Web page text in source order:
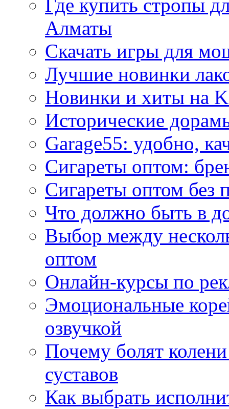
Где купить стропы
Алматы
Скачать игры для
Лучшие новинки
Новинки и хиты на
Исторические
Garage55: удобно,
Сигареты оптом:
Сигареты оптом без
Что должно быть в
Выбор между
оптом
Онлайн-курсы по
Эмоциональные
озвучкой
Почему болят
суставов
Как выбрать